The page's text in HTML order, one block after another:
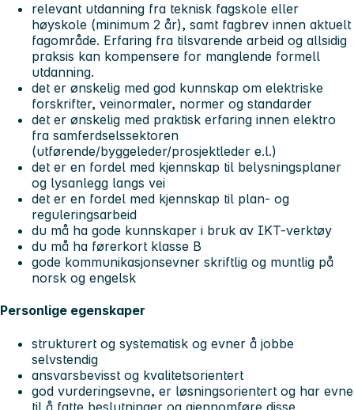
relevant utdanning fra teknisk fagskole eller
høyskole (minimum 2 år), samt fagbrev innen aktuelt
fagområde. Erfaring fra tilsvarende arbeid og allsidig
praksis kan kompensere for manglende formell
utdanning.
det er ønskelig med god kunnskap om elektriske
forskrifter, veinormaler, normer og standarder
det er ønskelig med praktisk erfaring innen elektro
fra samferdselssektoren
(utførende/byggeleder/prosjektleder e.l.)
det er en fordel med kjennskap til belysningsplaner
og lysanlegg langs vei
det er en fordel med kjennskap til plan- og
reguleringsarbeid
du må ha gode kunnskaper i bruk av IKT-verktøy
du må ha førerkort klasse B
gode kommunikasjonsevner skriftlig og muntlig på
norsk og engelsk
Personlige egenskaper
strukturert og systematisk og evner å jobbe
selvstendig
ansvarsbevisst og kvalitetsorientert
god vurderingsevne, er løsningsorientert og har evne
til å fatte beslutninger og gjennomføre disse